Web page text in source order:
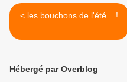
< les bouchons de l'été... !
Hébergé par Overblog